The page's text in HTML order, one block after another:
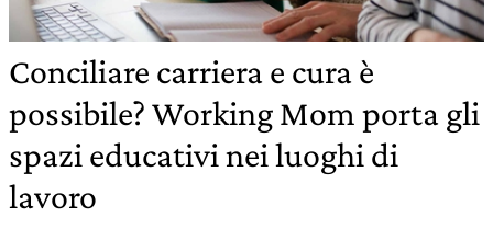
Conciliare carriera e cura è
possibile? Working Mom porta gli
spazi educativi nei luoghi di
lavoro